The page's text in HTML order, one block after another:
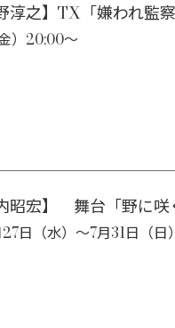
野淳之】TX「嫌われ
）20:00～
昭宏】 舞台「野に
日（水）～7月31日（日）